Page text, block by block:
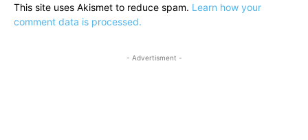
This site uses Akismet to reduce spam. Learn how your
comment data is processed.
- Advertisment -